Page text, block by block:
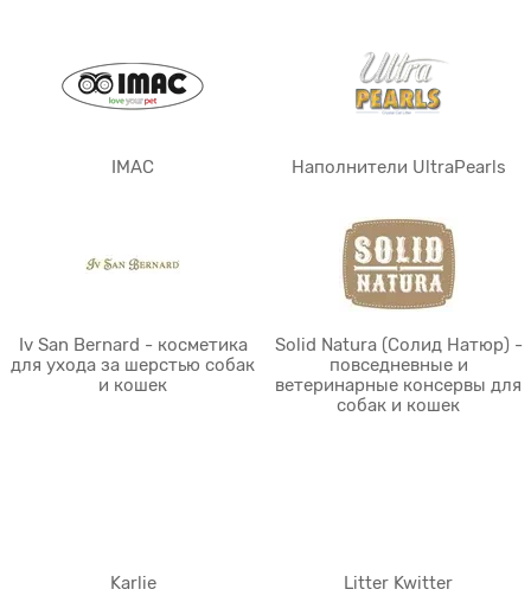
IMAC Наполнители UltraPearls
Iv San Bernard - косметика
для ухода за шерстью собак
и кошек
Solid Natura (Солид Натюр) -
повседневные и
ветеринарные консервы для
собак и кошек
Karlie Litter Kwitter